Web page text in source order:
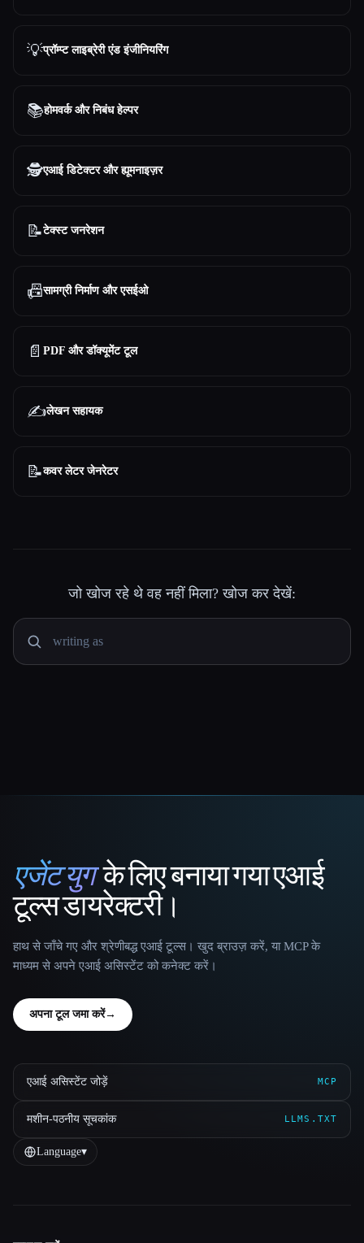
💡प्रॉम्प्ट लाइब्रेरी एंड इंजीनियरिंग
📚होमवर्क और निबंध हेल्पर
🕵️एआई डिटेक्टर और ह्यूमनाइज़र
📝टेक्स्ट जनरेशन
📠सामग्री निर्माण और एसईओ
📄 PDF और डॉक्यूमेंट टूल
✍️लेखन सहायक
📝कवर लेटर जेनरेटर
जो खोज रहे थे वह नहीं मिला? खोज कर देखें:
That AI Collection
एजेंट युगके लिए बनाया गया एआई
टूल्स डायरेक्टरी।
हाथ से जाँचे गए और श्रेणीबद्ध एआई टूल्स। खुद ब्राउज़ करें, या MCP के
माध्यम से अपने एआई असिस्टेंट को कनेक्ट करें।
अपना टूल जमा करें→
एआई असिस्टेंट जोड़ें MCP
मशीन-पठनीय सूचकांक LLMS.TXT
Language▾